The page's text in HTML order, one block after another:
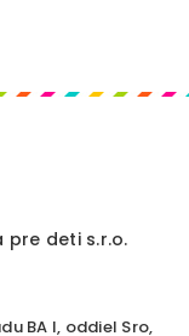
pre deti s.r.o.
BA I, oddiel Sro,